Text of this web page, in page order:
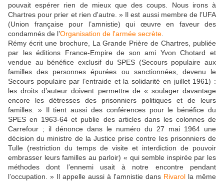
pouvait espérer rien de mieux que des coups. Nous irons à
Chartres pour prier et rien d'autre. » Il est aussi membre de l’UFA
(Union française pour l’amnistie) qui œuvre en faveur des
condamnés de l’Organisation de l'armée secrète
Rémy écrit une brochure, La Grande Prière de Chartres, publiée
par les éditions France-Empire de son ami Yvon Chotard et
vendue au bénéfice exclusif du SPES (Secours populaire aux
familles des personnes épurées ou sanctionnées, devenu le
Secours populaire par l’entraide et la solidarité en juillet 1961) :
les droits d’auteur doivent permettre de « soulager davantage
encore les détresses des prisonniers politiques et de leurs
familles. » Il tient aussi des conférences pour le bénéfice du
SPES en 1963-64 et publie des articles dans les colonnes de
Carrefour ; il dénonce dans le numéro du 27 mai 1964 une
décision du ministre de la Justice prise contre les prisonniers de
Tulle (restriction du temps de visite et interdiction de pouvoir
embrasser leurs familles au parloir) « qui semble inspirée par les
méthodes dont l’ennemi usait à notre encontre pendant
l’occupation. » Il appelle aussi à l'amnistie dans Rivarol la même